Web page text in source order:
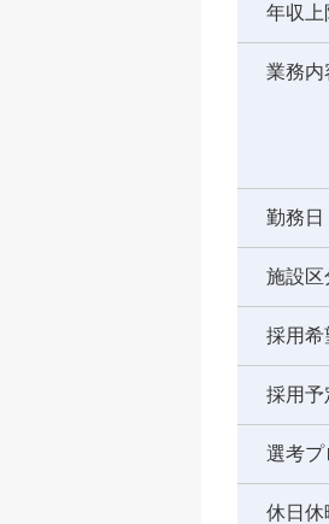
年収上
業務内
勤務日
施設区
採用希
採用予
選考プ
休日休